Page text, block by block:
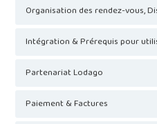
Organisation des rendez-vous,
Intégration & Prérequis pour
Partenariat Lodago
Paiement & Factures